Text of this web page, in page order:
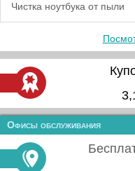
Чистка ноутбука от пыли
Офисы обслуживания